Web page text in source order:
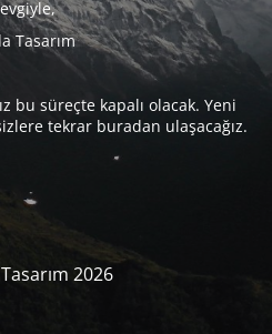
Tasarım
bu süreçte kapalı olacak. Yeni
tekrar buradan ulaşacağız.
2026